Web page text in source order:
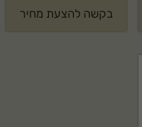
בקשה להצעת מחיר